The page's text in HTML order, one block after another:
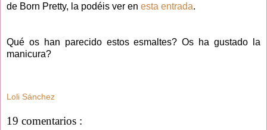
de Born Pretty, la podéis ver en esta entrada.
Qué os han parecido estos esmaltes? Os ha gustado la
manicura?
Loli Sánchez
19 comentarios :